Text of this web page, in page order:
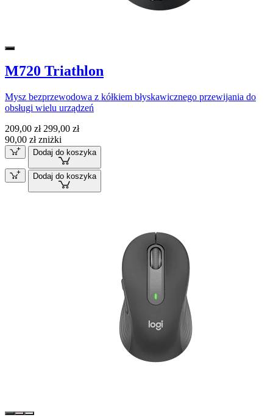
M720 Triathlon
Mysz bezprzewodowa z kółkiem błyskawicznego przewijania do
obsługi wielu urządzeń
209,00 zł 299,00 zł
90,00 zł zniżki
Dodaj do koszyka
Dodaj do koszyka